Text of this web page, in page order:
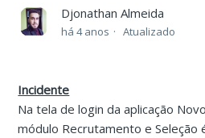
Djonathan Almeida
há 4 anos Atualizado
Incidente
Na tela de login da aplicação
módulo Recrutamento e Seleção